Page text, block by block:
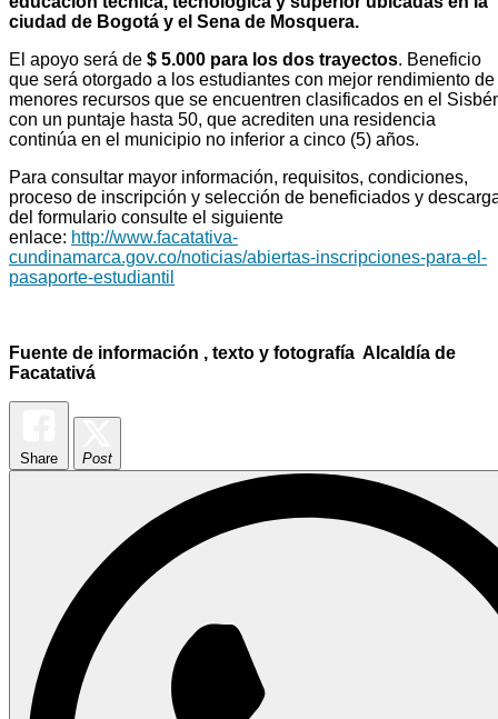
ciudad de Bogotá y el Sena de Mosquera.
El apoyo será de $ 5.000 para los dos trayectos. Beneficio
que será otorgado a los estudiantes con mejor rendimiento de
menores recursos que se encuentren clasificados en el
con un puntaje hasta 50, que acrediten una residencia
continúa en el municipio no inferior a cinco (5) años.
Para consultar mayor información, requisitos, condiciones,
proceso de inscripción y selección de beneficiados y
del formulario consulte el siguiente
enlace: http://www.facatativa-
cundinamarca.gov.co/noticias/abiertas-inscripciones-para-el-
pasaporte-estudiantil
Fuente de información , texto y fotografía Alcaldía de
Facatativá
Share Post